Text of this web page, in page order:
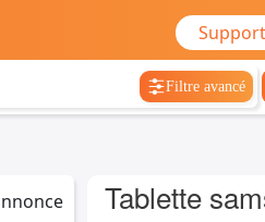
Support
Filtre avancé
Tablette